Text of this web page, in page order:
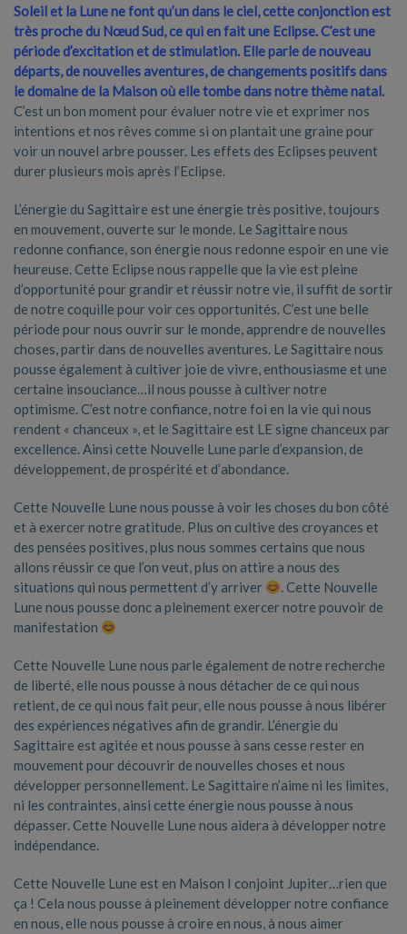
Soleil et la Lune ne font qu’un dans le ciel, cette conjonction est
très proche du Nœud Sud, ce qui en fait une Eclipse. C’est une
période d’excitation et de stimulation. Elle parle de nouveau
départs, de nouvelles aventures, de changements positifs dans
le domaine de la Maison où elle tombe dans notre thème natal.
C’est un bon moment pour évaluer notre vie et exprimer nos
intentions et nos rêves comme si on plantait une graine pour
voir un nouvel arbre pousser. Les effets des Eclipses peuvent
durer plusieurs mois après l’Eclipse.
L’énergie du Sagittaire est une énergie très positive, toujours
en mouvement, ouverte sur le monde. Le Sagittaire nous
redonne confiance, son énergie nous redonne espoir en une vie
heureuse. Cette Eclipse nous rappelle que la vie est pleine
d’opportunité pour grandir et réussir notre vie, il suffit de sortir
de notre coquille pour voir ces opportunités. C’est une belle
période pour nous ouvrir sur le monde, apprendre de nouvelles
choses, partir dans de nouvelles aventures. Le Sagittaire nous
pousse également à cultiver joie de vivre, enthousiasme et une
certaine insouciance…il nous pousse à cultiver notre
optimisme. C’est notre confiance, notre foi en la vie qui nous
rendent « chanceux », et le Sagittaire est LE signe chanceux par
excellence. Ainsi cette Nouvelle Lune parle d’expansion, de
développement, de prospérité et d’abondance.
Cette Nouvelle Lune nous pousse à voir les choses du bon côté
et à exercer notre gratitude. Plus on cultive des croyances et
des pensées positives, plus nous sommes certains que nous
allons réussir ce que l’on veut, plus on attire a nous des
situations qui nous permettent d’y arriver
. Cette Nouvelle
Lune nous pousse donc a pleinement exercer notre pouvoir de
manifestation
Cette Nouvelle Lune nous parle également de notre recherche
de liberté, elle nous pousse à nous détacher de ce qui nous
retient, de ce qui nous fait peur, elle nous pousse à nous libérer
des expériences négatives afin de grandir. L’énergie du
Sagittaire est agitée et nous pousse à sans cesse rester en
mouvement pour découvrir de nouvelles choses et nous
développer personnellement. Le Sagittaire n’aime ni les limites,
ni les contraintes, ainsi cette énergie nous pousse à nous
dépasser. Cette Nouvelle Lune nous aidera à développer notre
indépendance.
Cette Nouvelle Lune est en Maison I conjoint Jupiter…rien que
ça ! Cela nous pousse à pleinement développer notre confiance
en nous, elle nous pousse à croire en nous, à nous aimer